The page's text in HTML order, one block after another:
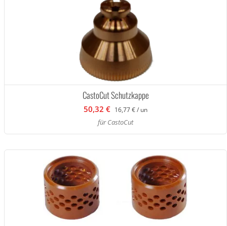
CastoCut Schutzkappe
50,32 € 16,77 € / un
für CastoCut